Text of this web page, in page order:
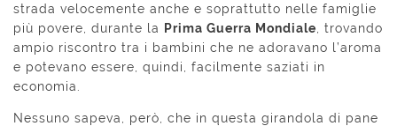
strada velocemente anche e soprattutto nelle famiglie
più povere, durante la Prima Guerra Mondiale , trovando
ampio riscontro tra i bambini che ne adoravano l’aroma
e potevano essere, quindi, facilmente saziati in
economia.
Nessuno sapeva, però, che in questa girandola di pane